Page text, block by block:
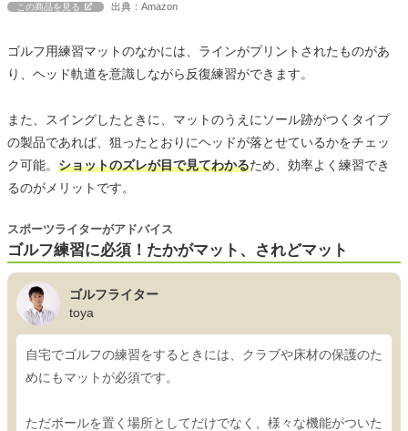
この商品を見る 出典：Amazon
ゴルフ用練習マットのなかには、ラインがプリントされたものがあ
り、ヘッド軌道を意識しながら反復練習ができます。
また、スイングしたときに、マットのうえにソール跡がつくタイプ
の製品であれば、狙ったとおりにヘッドが落とせているかをチェッ
ク可能。 ショットのズレが目で見てわかるため、効率よく練習でき
るのがメリットです。
ゴルフ練習に必須！たかがマット、されどマット
スポーツライターがアドバイス
ゴルフライター
toya
自宅でゴルフの練習をするときには、クラブや床材の保護のた
めにもマットが必須です。
ただボールを置く場所としてだけでなく、様々な機能がついた